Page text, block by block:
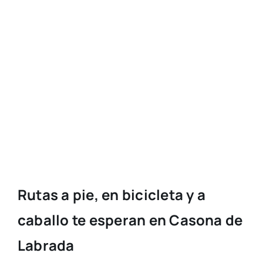
Rutas a pie, en bicicleta y a
caballo te esperan en Casona de
Labrada